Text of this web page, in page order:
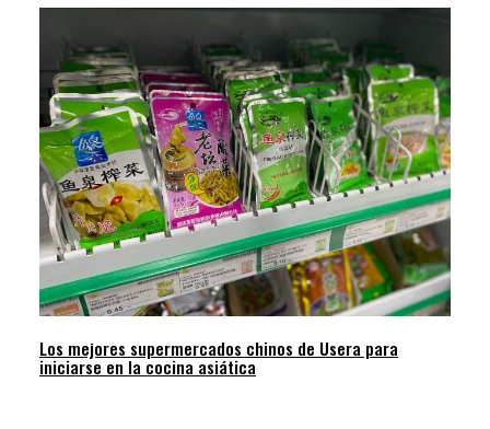
Los mejores supermercados chinos de Usera para
iniciarse en la cocina asiática